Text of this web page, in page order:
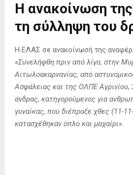
Η ανακοίνωση
τη σύλληψη του
Η ΕΛΑΣ σε ανακοίνωσή της
«Συνελήφθη πριν από λίγο, στην
Αιτωλοακαρνανίας, από
Ασφάλειας και της ΟΛΠΕ
άνδρας, κατηγορούμενος για
γυναίκας, που διέπραξε χθες (11-
κατασχέθηκαν όπλο και μαχαίρι».